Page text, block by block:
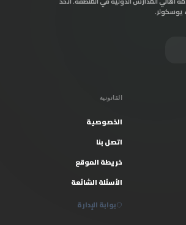
يوسكولر.
القانونية
الخصوصية
اتصل بنا
خريطة الموقع
الأسئلة الشائعة
بوابة الإدارة